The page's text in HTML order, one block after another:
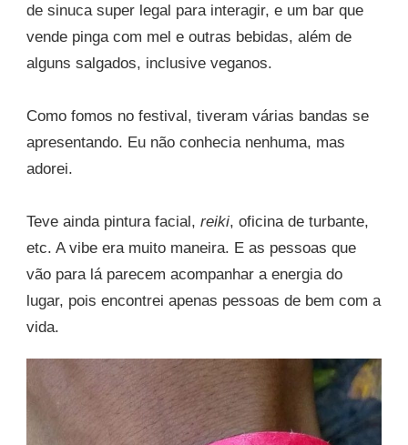
de sinuca super legal para interagir, e um bar que
vende pinga com mel e outras bebidas, além de
alguns salgados, inclusive veganos.
Como fomos no festival, tiveram várias bandas se
apresentando. Eu não conhecia nenhuma, mas
adorei.
Teve ainda pintura facial, reiki, oficina de turbante,
etc. A vibe era muito maneira. E as pessoas que
vão para lá parecem acompanhar a energia do
lugar, pois encontrei apenas pessoas de bem com a
vida.